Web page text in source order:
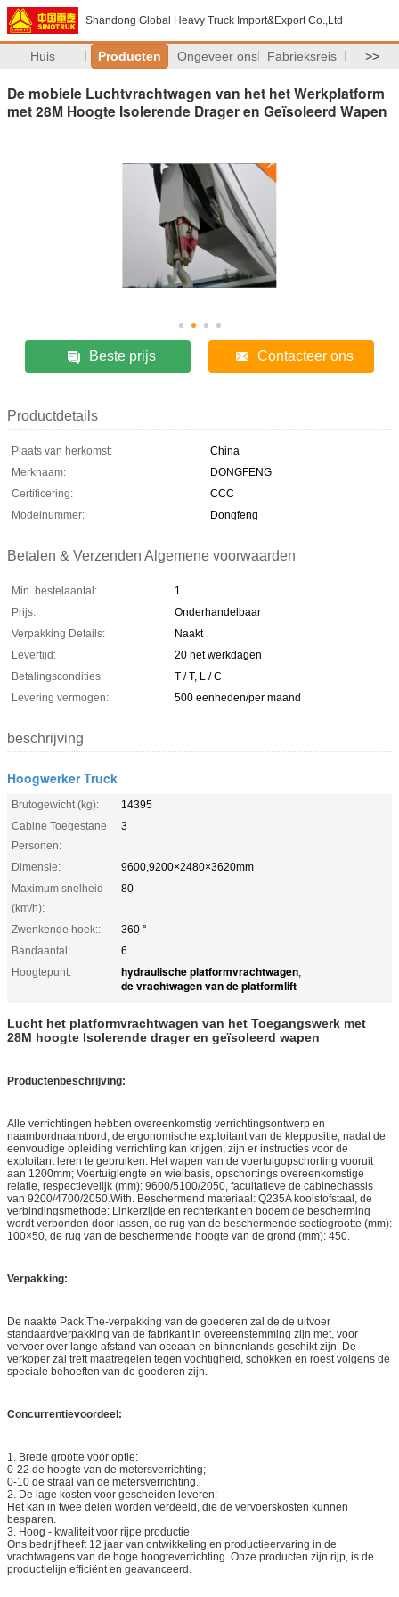
Shandong Global Heavy Truck Import&Export Co.,Ltd
Huis Producten Ongeveer ons Fabrieksreis >>
De mobiele Luchtvrachtwagen van het het Werkplatform
met 28M Hoogte Isolerende Drager en Geïsoleerd Wapen
Beste prijs Contacteer ons
Productdetails
Plaats van herkomst:
China
Merknaam:
DONGFENG
Certificering:
CCC
Modelnummer:
Dongfeng
Betalen & Verzenden Algemene voorwaarden
Min. bestelaantal:
1
Prijs:
Onderhandelbaar
Verpakking Details:
Naakt
Levertijd:
20 het werkdagen
Betalingscondities:
T / T, L / C
Levering vermogen:
500 eenheden/per maand
beschrijving
Hoogwerker Truck
Brutogewicht (kg):
14395
Cabine Toegestane
Personen:
3
Dimensie:
9600,9200×2480×3620mm
Maximum snelheid
(km/h):
80
Zwenkende hoek::
360 °
Bandaantal:
6
Hoogtepunt:
hydraulische platformvrachtwagen,
de vrachtwagen van de platformlift
Lucht het platformvrachtwagen van het Toegangswerk met
28M hoogte Isolerende drager en geïsoleerd wapen
Productenbeschrijving:
Alle verrichtingen hebben overeenkomstig verrichtingsontwerp en
naambordnaambord, de ergonomische exploitant van de kleppositie, nadat de
eenvoudige opleiding verrichting kan krijgen, zijn er instructies voor de
exploitant leren te gebruiken. Het wapen van de voertuigopschorting vooruit
aan 1200mm; Voertuiglengte en wielbasis, opschortings overeenkomstige
relatie, respectievelijk (mm): 9600/5100/2050, facultatieve de cabinechassis
van 9200/4700/2050.With. Beschermend materiaal: Q235A koolstofstaal, de
verbindingsmethode: Linkerzijde en rechterkant en bodem de bescherming
wordt verbonden door lassen, de rug van de beschermende sectiegrootte (mm):
100×50, de rug van de beschermende hoogte van de grond (mm): 450.
Verpakking:
De naakte Pack.The-verpakking van de goederen zal de de uitvoer
standaardverpakking van de fabrikant in overeenstemming zijn met, voor
vervoer over lange afstand van oceaan en binnenlands geschikt zijn. De
verkoper zal treft maatregelen tegen vochtigheid, schokken en roest volgens de
speciale behoeften van de goederen zijn.
Concurrentievoordeel:
1. Brede grootte voor optie:
0-22 de hoogte van de metersverrichting;
0-10 de straal van de metersverrichting.
2. De lage kosten voor gescheiden leveren:
Het kan in twee delen worden verdeeld, die de vervoerskosten kunnen
besparen.
3. Hoog - kwaliteit voor rijpe productie:
Ons bedrijf heeft 12 jaar van ontwikkeling en productieervaring in de
vrachtwagens van de hoge hoogteverrichting. Onze producten zijn rijp, is de
productielijn efficiënt en geavanceerd.